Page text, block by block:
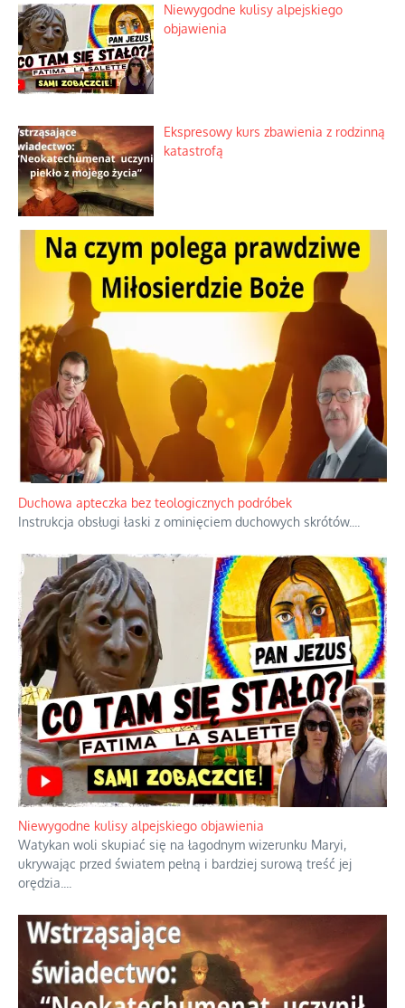
Niewygodne kulisy alpejskiego
objawienia
Ekspresowy kurs zbawienia z rodzinną
katastrofą
Duchowa apteczka bez teologicznych podróbek
Instrukcja obsługi łaski z ominięciem duchowych skrótów.
Niewygodne kulisy alpejskiego objawienia
Watykan woli skupiać się na łagodnym wizerunku Maryi,
ukrywając przed światem pełną i bardziej surową treść jej
orędzia.